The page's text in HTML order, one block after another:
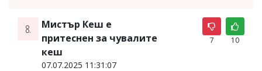
8.
Мистър Кеш е
притеснен за чувалите
кеш
07.07.2025 11:31:07
7 10